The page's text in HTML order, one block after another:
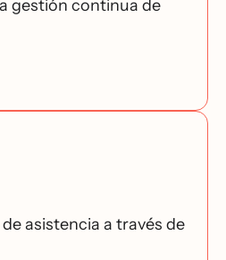
gestión continua de
asistencia a través de